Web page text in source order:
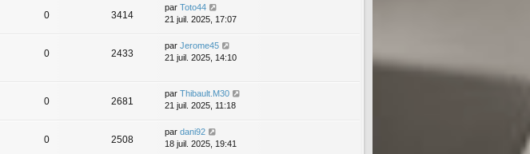
0 3414
par Toto44
21 juil. 2025, 17:07
0 2433
par Jerome45
21 juil. 2025, 14:10
0 2681
par Thibault.M30
21 juil. 2025, 11:18
0 2508
par dani92
18 juil. 2025, 19:41